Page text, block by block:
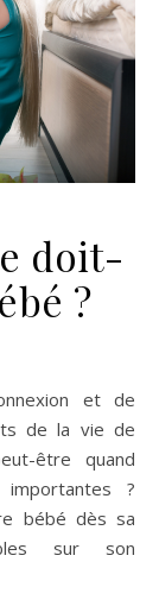
doit-
?
de la vie de
être quand
importantes ?
bébé dès sa
sur son